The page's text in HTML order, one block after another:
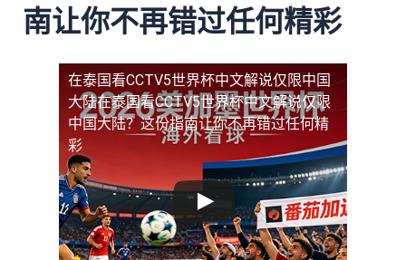
南让你不再错过任何精彩
在泰国看CCTV5世界杯中文解说仅限中国
大陆在泰国看CCTV5世界杯中文解说仅限
中国大陆？这份指南让你不再错过任何精
彩